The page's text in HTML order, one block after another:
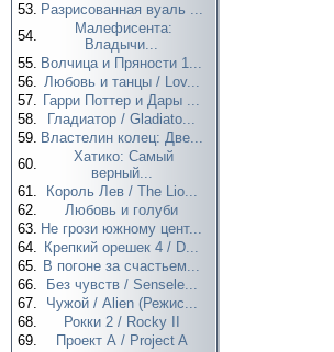
53. Разрисованная вуаль ...
54.
Малефисента:
Владычи...
55. Волчица и Пряности 1...
56. Любовь и танцы / Lov...
57. Гарри Поттер и Дары ...
58.
Гладиатор / Gladiato...
59. Властелин колец: Две...
60.
Хатико: Самый
верный...
61.
Король Лев / The Lio...
62.
Любовь и голуби
63. Не грози южному цент...
64. Крепкий орешек 4 / D...
65. В погоне за счастьем...
66.
Без чувств / Sensele...
67.
Чужой / Alien (Режис...
68.
Рокки 2 / Rocky II
69.
Проект А / Project A